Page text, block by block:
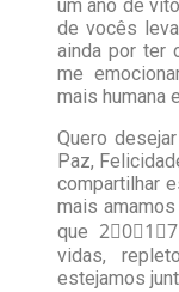
um ano de
de vocês
ainda por ter
me
mais humana
Quero
Paz,
compartilhar
mais
que
vidas,
estejamos